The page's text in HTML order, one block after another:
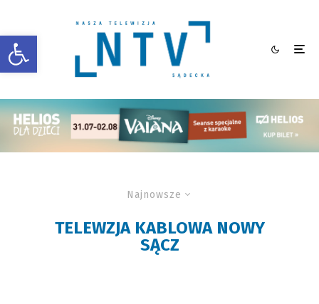
Otwórz pasek narzędzi
Najnowsze
TELEWZJA KABLOWA NOWY
SĄCZ